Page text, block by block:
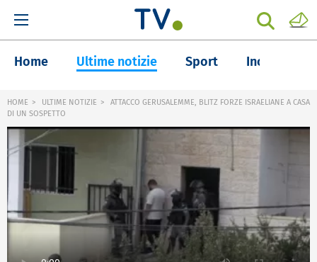
Home Ultime notizie Sport Inchieste
HOME ULTIME NOTIZIE
ATTACCO GERUSALEMME, BLITZ FORZE ISRAELIANE A CASA
DI UN SOSPETTO